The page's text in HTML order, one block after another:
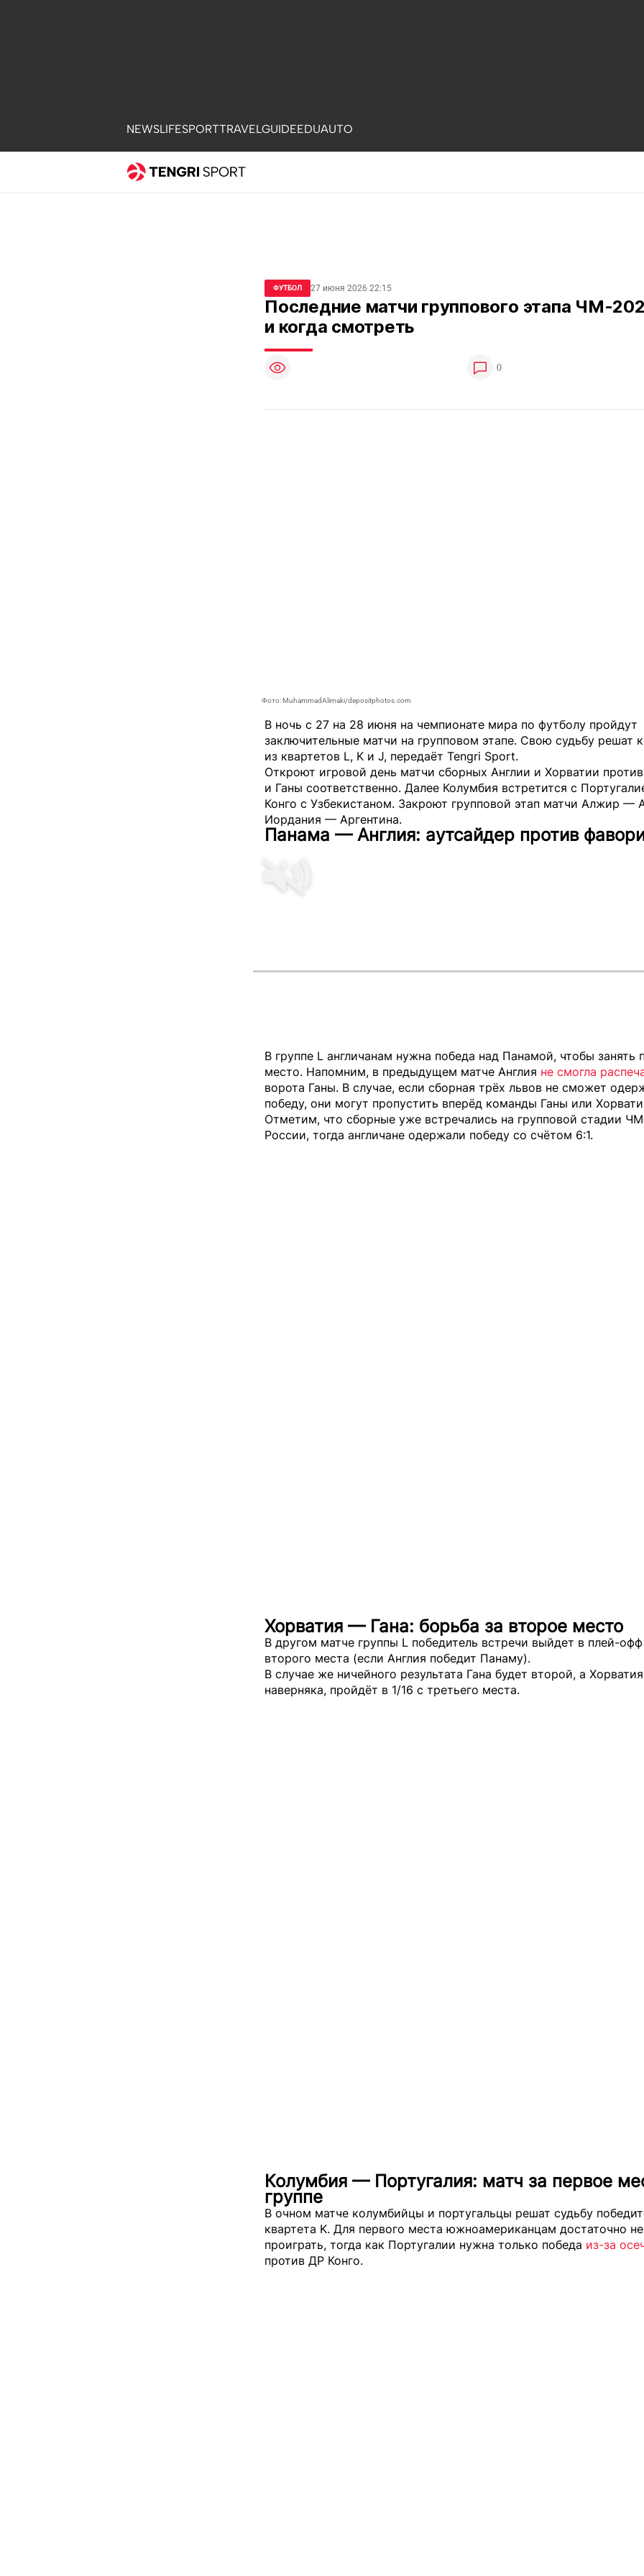
NEWSLIFESPORTTRAVELGUIDEEDUAUTO
ФУТБОЛ 27 июня 2026 22:15
Последние матчи группового этапа ЧМ-
и когда смотреть
0
Фото: MuhammadAlimaki/depositphotos.com
В ночь с 27 на 28 июня на чемпионате мира по футболу пройдут
заключительные матчи на групповом этапе. Свою судьбу решат
из квартетов L, K и J, передаёт Tengri Sport.
Откроют игровой день матчи сборных Англии и Хорватии
и Ганы соответственно. Далее Колумбия встретится с
Конго с Узбекистаном. Закроют групповой этап матчи Алжир —
Иордания — Аргентина.
Панама — Англия: аутсайдер против
В группе L англичанам нужна победа над Панамой, чтобы занять
место. Напомним, в предыдущем матче Англия не смогла
ворота Ганы. В случае, если сборная трёх львов не сможет
победу, они могут пропустить вперёд команды Ганы или
Отметим, что сборные уже встречались на групповой стадии
России, тогда англичане одержали победу со счётом 6:1.
Хорватия — Гана: борьба за второе место
В другом матче группы L победитель встречи выйдет в плей-
второго места (если Англия победит Панаму).
В случае же ничейного результата Гана будет второй, а
наверняка, пройдёт в 1/16 с третьего места.
Колумбия — Португалия: матч за первое
группе
В очном матче колумбийцы и португальцы решат судьбу
квартета K. Для первого места южноамериканцам достаточно не
проиграть, тогда как Португалии нужна только победа из-за
против ДР Конго.